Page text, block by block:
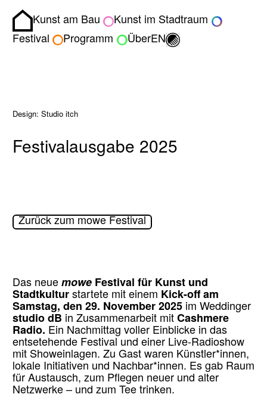
Homepage
Kunst am Bau
Kunst im Stadtraum
Festival
Programm ÜberEN Umschalten
Design: Studio itch
Festivalausgabe 2025
Zurück zum mowe Festival
Das neue mowe Festival für Kunst und
Stadtkultur startete mit einem Kick-off am
Samstag, den 29. November 2025 im Weddinger
studio dB in Zusammenarbeit mit Cashmere
Radio. Ein Nachmittag voller Einblicke in das
entsetehende Festival und einer Live-Radioshow
mit Showeinlagen. Zu Gast waren Künstler*innen,
lokale Initiativen und Nachbar*innen. Es gab Raum
für Austausch, zum Pflegen neuer und alter
Netzwerke – und zum Tee trinken.